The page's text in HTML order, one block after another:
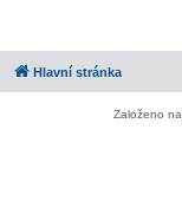
Hlavní stránka
Založeno na